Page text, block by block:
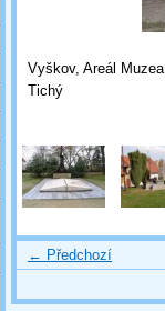
Vyškov, Areál
Tichý
← Předchozí